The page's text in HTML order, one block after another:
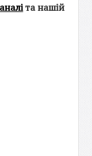
та нашій